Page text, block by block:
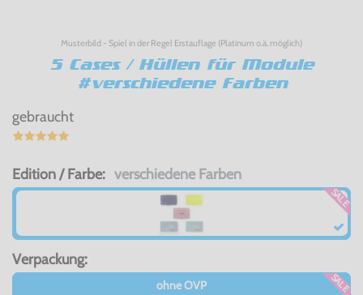
Musterbild - Spiel in der Regel Erstauflage (Platinum o.ä. möglich)
5 Cases / Hüllen für Module
#verschiedene Farben
gebraucht
Edition / Farbe: verschiedene Farben
SALE
Verpackung:
ohne OVP SALE